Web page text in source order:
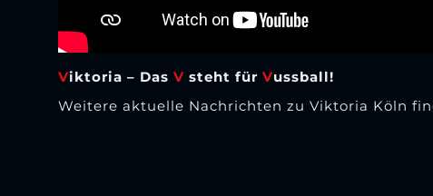
Viktoria – Das V steht für Vussball!
Weitere aktuelle Nachrichten zu Viktoria Köln